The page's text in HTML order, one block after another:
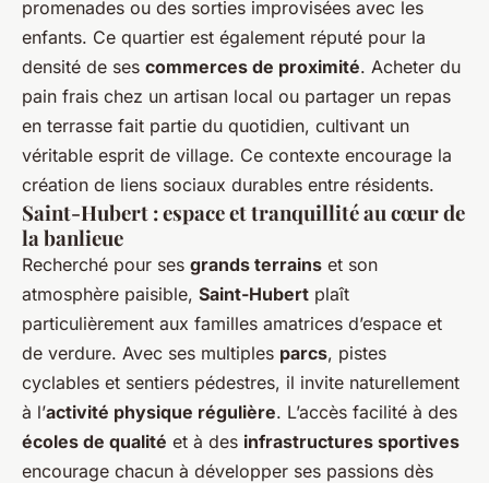
promenades ou des sorties improvisées avec les
enfants. Ce quartier est également réputé pour la
densité de ses commerces de proximité. Acheter du
pain frais chez un artisan local ou partager un repas
en terrasse fait partie du quotidien, cultivant un
véritable esprit de village. Ce contexte encourage la
création de liens sociaux durables entre résidents.
Saint-Hubert : espace et tranquillité au cœur de
la banlieue
Recherché pour ses grands terrains et son
atmosphère paisible, Saint-Hubert plaît
particulièrement aux familles amatrices d’espace et
de verdure. Avec ses multiples parcs, pistes
cyclables et sentiers pédestres, il invite naturellement
à l’activité physique régulière. L’accès facilité à des
écoles de qualité et à des infrastructures sportives
encourage chacun à développer ses passions dès